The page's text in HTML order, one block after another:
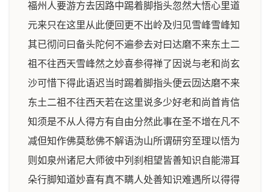
福州人要游方去因路中踢着脚指头忽然大悟心里道
元来只在这里从此便回更不出岭及归见雪峰雪峰知
其已彻问曰备头陀何不遍参去对曰达磨不来东土二
祖不往西天雪峰然之妙喜参得禅了因说与老和尚玄
沙可惜下得此语迟当时踢着脚指头便云㘞达磨不来
东土二祖不往西天若在这里说多少好老和尚首肯信
知须是不从人得方有自由分然此事在圣不增在凡不
减但知作佛莫愁佛不解语沩山所谓研穷至理以悟为
则如泉州诸尼大师彼中列刹相望皆善知识自能滞耳
朵行脚知道妙喜有真不瞒人处善知识难遇所以得得